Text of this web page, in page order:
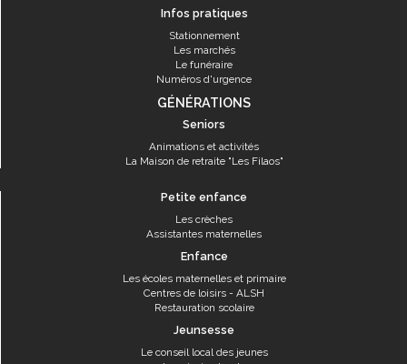
Infos pratiques
Stationnement
Les marchés
Le funéraire
Numéros d'urgence
GÉNÉRATIONS
Seniors
Animations et activités
La Maison de retraite "Les Filaos"
Petite enfance
Les crèches
Assistantes maternelles
Enfance
Les écoles maternelles et primaire
Centres de loisirs - ALSH
Restauration scolaire
Jeunsesse
Le conseil local des jeunes